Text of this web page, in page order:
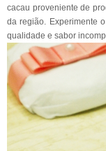
cacau proveniente de
da região. Experimente
qualidade e sabor